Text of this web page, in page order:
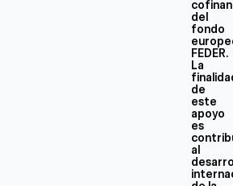
del
fondo
FEDER.
La
de
este
apoyo
es
al